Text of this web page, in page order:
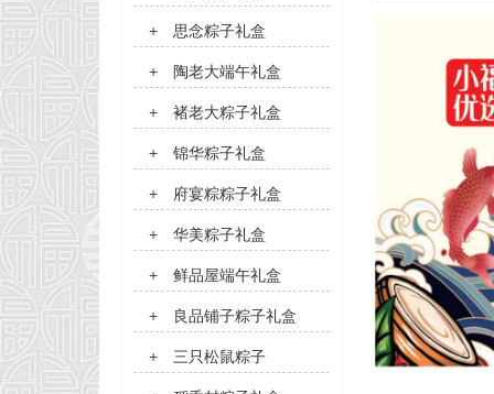
+ 思念粽子礼盒
+ 陶老大端午礼盒
+ 褚老大粽子礼盒
+ 锦华粽子礼盒
+ 府宴粽粽子礼盒
+ 华美粽子礼盒
+ 鲜品屋端午礼盒
+ 良品铺子粽子礼盒
+ 三只松鼠粽子